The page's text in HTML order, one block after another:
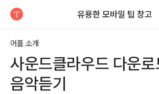
유용한 모바일 팁 창고
어플 소개
사운드클라우드 다운
음악듣기